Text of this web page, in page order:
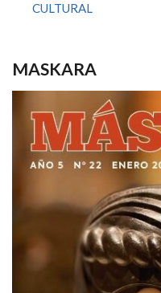
CULTURAL
MASKARA